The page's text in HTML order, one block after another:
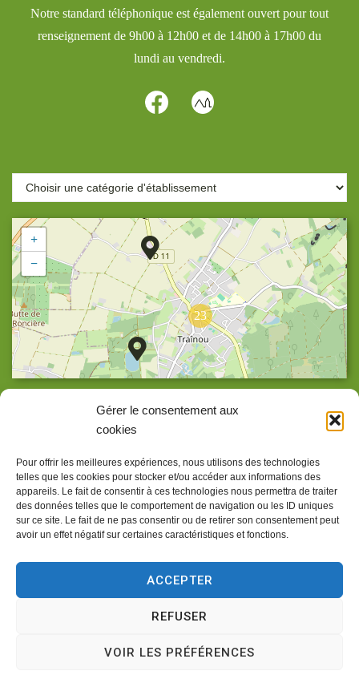
Gérer le consentement aux
cookies
Pour offrir les meilleures expériences, nous utilisons des technologies
telles que les cookies pour stocker et/ou accéder aux informations des
appareils. Le fait de consentir à ces technologies nous permettra de traiter
des données telles que le comportement de navigation ou les ID uniques
sur ce site. Le fait de ne pas consentir ou de retirer son consentement peut
avoir un effet négatif sur certaines caractéristiques et fonctions.
ACCEPTER
REFUSER
VOIR LES PRÉFÉRENCES
Notre standard téléphonique est également ouvert pour tout
renseignement de 9h00 à 12h00 et de 14h00 à 17h00 du
lundi au vendredi.
23
+
−
Accueil
Accessibilité
Mentions légales
(sites internet de collectivités &